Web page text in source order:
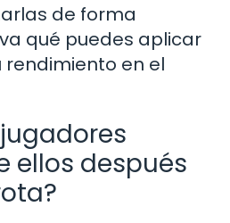
de forma
qué puedes aplicar
en el
ellos después